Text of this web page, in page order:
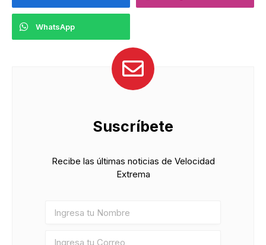
WhatsApp
Suscríbete
Recibe las últimas noticias de Velocidad
Extrema